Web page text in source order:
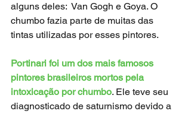
alguns deles:  Van Gogh e Goya. O
chumbo fazia parte de muitas das
tintas utilizadas por esses pintores.
Portinari foi um dos mais famosos
pintores brasileiros mortos pela
intoxicação por chumbo. Ele teve seu
diagnosticado de saturnismo devido a